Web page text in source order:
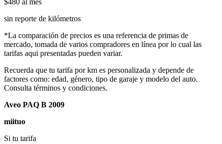
sin reporte de kilómetros
*La comparación de precios es una referencia de primas de
mercado, tomada de varios compradores en línea por lo cual las
tarifas aqui presentadas pueden variar.
Recuerda que tu tarifa por km es personalizada y depende de
factores como: edad, género, tipo de garaje y modelo del auto.
Consulta términos y condiciones.
Aveo PAQ B 2009
miituo
Si tu tarifa